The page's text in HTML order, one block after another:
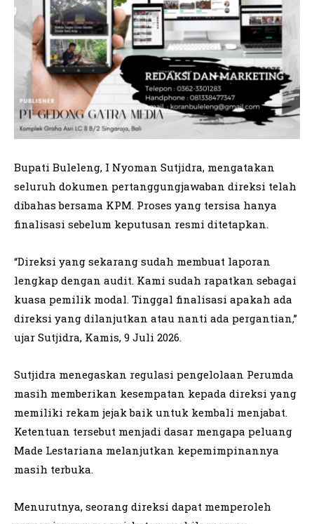
Bupati Buleleng, I Nyoman Sutjidra, mengatakan
seluruh dokumen pertanggungjawaban direksi telah
dibahas bersama KPM. Proses yang tersisa hanya
finalisasi sebelum keputusan resmi ditetapkan.
“Direksi yang sekarang sudah membuat laporan
lengkap dengan audit. Kami sudah rapatkan sebagai
kuasa pemilik modal. Tinggal finalisasi apakah ada
direksi yang dilanjutkan atau nanti ada pergantian,”
ujar Sutjidra, Kamis, 9 Juli 2026.
Sutjidra menegaskan regulasi pengelolaan Perumda
masih memberikan kesempatan kepada direksi yang
memiliki rekam jejak baik untuk kembali menjabat.
Ketentuan tersebut menjadi dasar mengapa peluang
Made Lestariana melanjutkan kepemimpinannya
masih terbuka.
Menurutnya, seorang direksi dapat memperoleh